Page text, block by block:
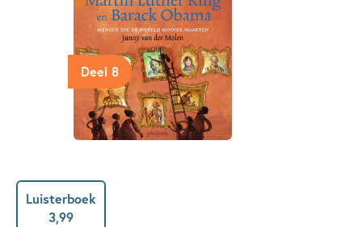
Deel 8
Luisterboek
3,99